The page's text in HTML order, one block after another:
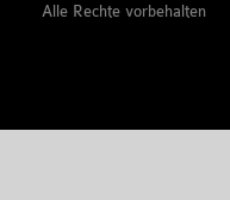
Alle Rechte vorbehalten